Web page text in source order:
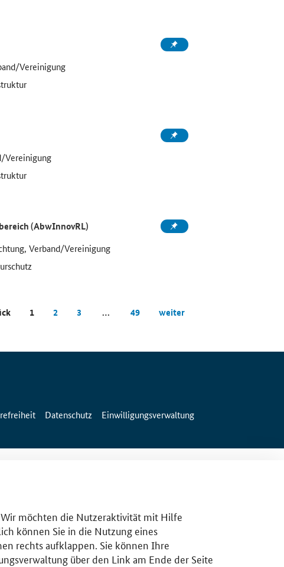
Vereinigung
Vereinigung
(AbwInnovRL)
Verband/Vereinigung
1 2 3 … 49 weiter
Datenschutz Einwilligungsverwaltung
möchten die Nutzeraktivität mit Hilfe
können Sie in die Nutzung eines
rechts aufklappen. Sie können Ihre
über den Link am Ende der Seite